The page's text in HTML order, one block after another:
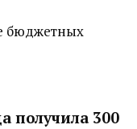
бюджетных
получила 300